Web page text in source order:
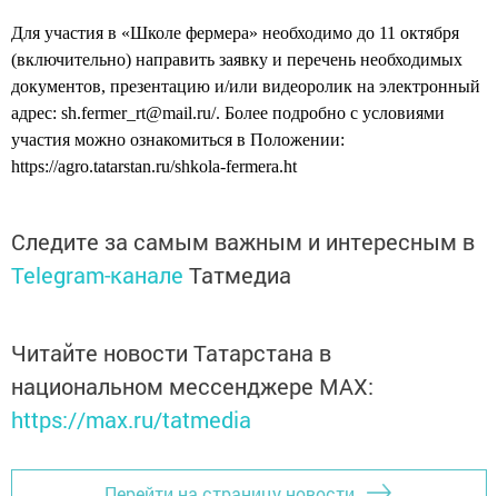
Для участия в «Школе фермера» необходимо до 11 октября
(включительно) направить заявку и перечень необходимых
документов, презентацию и/или видеоролик на электронный
адрес: sh.fermer_rt@mail.ru/. Более подробно с условиями
участия можно ознакомиться в Положении:
https://agro.tatarstan.ru/shkola-fermera.ht
Следите за самым важным и интересным в
Telegram-канале Татмедиа
Читайте новости Татарстана в
национальном мессенджере MАХ:
https://max.ru/tatmedia